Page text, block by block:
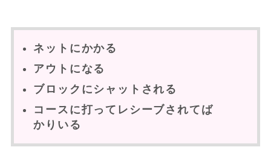
ネットにかかる
アウトになる
ブロックにシャットされる
コースに打ってレシーブされてば
かりいる